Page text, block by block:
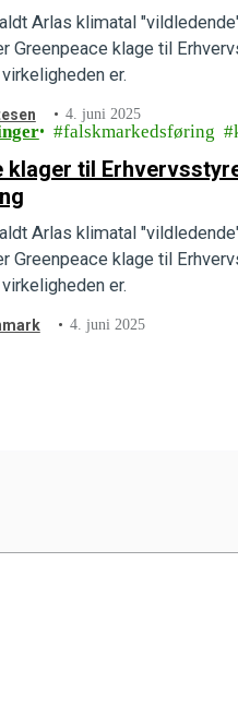
Arlas klimatal
Greenpeace klage til
er.
4. juni 2025
falskmarkedsføring
klager til
Arlas klimatal
Greenpeace klage til
er.
4. juni 2025